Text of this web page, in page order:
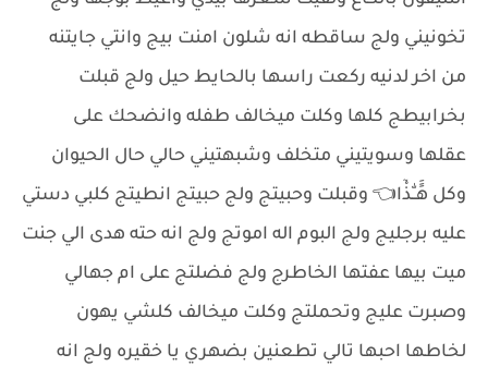
تخونيني ولج ساقطه انه شلون امنت بيج وانتي جايتنه
من اخر لدنيه ركعت راسها بالحايط حيل ولج قبلت
بخرابيطج كلها وكلت ميخالف طفله وانضحك على
عقلها وسويتيني متخلف وشبهتيني حالي حال الحيوان
وكل هَََـٰـّذْٓا👈 وقبلت وحبيتج ولج حبيتج انطيتج كلبي دستي
عليه برجليج ولج البوم اله اموتج ولج انه حته هدى الي جنت
ميت بيها عفتها الخاطرج ولج فضلتج على ام جهالي
وصبرت عليج وتحملتج وكلت ميخالف كلشي يهون
لخاطها احبها تالي تطعنين بضهري يا خقيره ولج انه